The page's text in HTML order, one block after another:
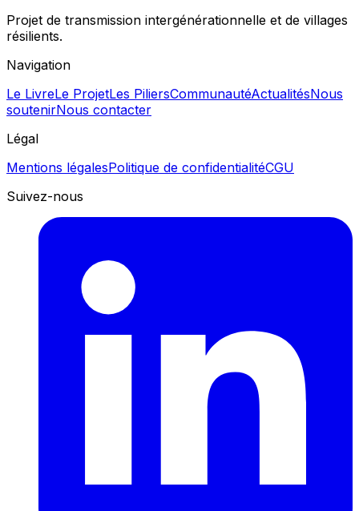
Projet de transmission intergénérationnelle et de villages
résilients.
Navigation
Le LivreLe ProjetLes PiliersCommunautéActualitésNous
soutenirNous contacter
Légal
Mentions légalesPolitique de confidentialitéCGU
Suivez-nous